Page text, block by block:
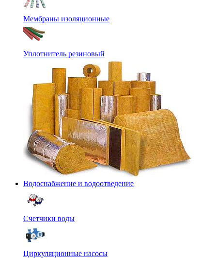
Мембраны изоляционные
Уплотнитель резиновый
Водоснабжение и водоотведение
Счетчики воды
Циркуляционные насосы